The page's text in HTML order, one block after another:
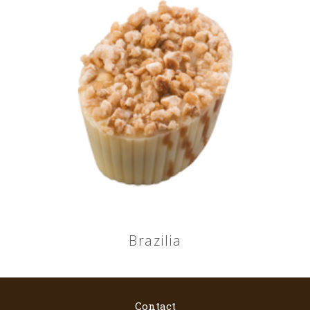
Brazilia
Contact